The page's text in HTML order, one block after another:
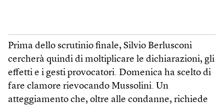
Prima dello scrutinio finale, Silvio Berlusconi
cercherà quindi di moltiplicare le dichiarazioni, gli
effetti e i gesti provocatori. Domenica ha scelto di
fare clamore rievocando Mussolini. Un
atteggiamento che, oltre alle condanne, richiede